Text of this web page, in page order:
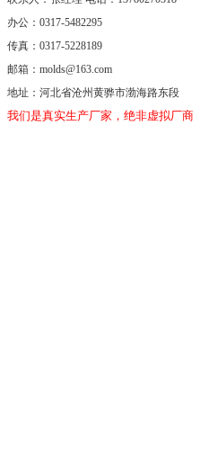
办公：0317-5482295
传真：0317-5228189
邮箱：molds@163.com
地址：河北省沧州黄骅市渤海路东段
我们是真实生产厂家，绝非虚拟厂商。